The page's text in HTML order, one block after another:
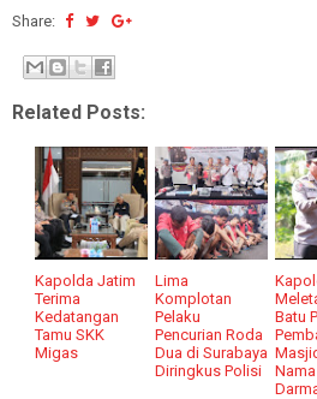
Share:
Related Posts:
Kapolda Jatim
Terima
Kedatangan
Tamu SKK
Migas
Lima
Komplotan
Pelaku
Pencurian Roda
Dua di Surabaya
Diringkus Polisi
Batu